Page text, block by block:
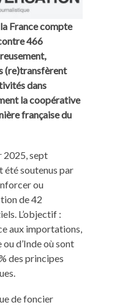
France compte
466
(re)transfèrent
dans
la coopérative
française du
2025, sept
été soutenus par
ou
de 42
L’objectif :
aux importations,
d’Inde où sont
des principes
de foncier